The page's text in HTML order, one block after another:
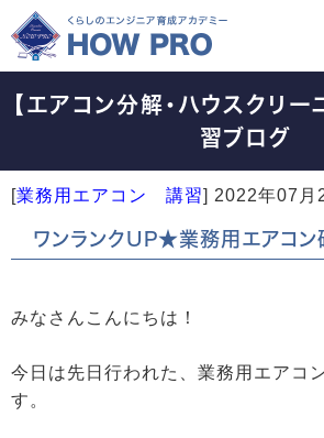
【エアコン分解・ハウスクリー
習ブログ
[業務用エアコン 講習] 2022年07月
ワンランクUP★業務用エアコン
みなさんこんにちは！
今日は先日行われた、業務用エアコ
す。